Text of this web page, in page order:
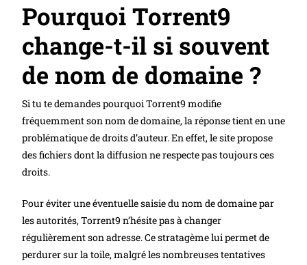
Pourquoi Torrent9
change-t-il si souvent
de nom de domaine ?
Si tu te demandes pourquoi Torrent9 modifie
fréquemment son nom de domaine, la réponse tient en une
problématique de droits d’auteur. En effet, le site propose
des fichiers dont la diffusion ne respecte pas toujours ces
droits.
Pour éviter une éventuelle saisie du nom de domaine par
les autorités, Torrent9 n’hésite pas à changer
régulièrement son adresse. Ce stratagème lui permet de
perdurer sur la toile, malgré les nombreuses tentatives